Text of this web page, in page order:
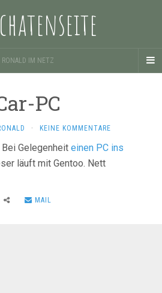
RONALD IM NETZ
PC
· KEINE KOMMENTARE
Gelegenheit einen PC ins
läuft mit Gentoo. Nett
MAIL